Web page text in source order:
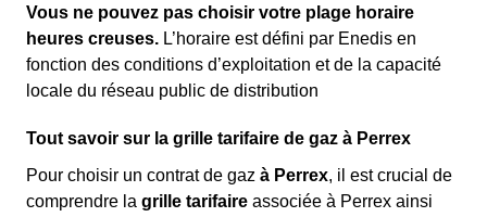
Vous ne pouvez pas choisir votre plage horaire
heures creuses. L’horaire est défini par Enedis en
fonction des conditions d’exploitation et de la capacité
locale du réseau public de distribution
Tout savoir sur la grille tarifaire de gaz à Perrex
Pour choisir un contrat de gaz à Perrex, il est crucial de
comprendre la grille tarifaire associée à Perrex ainsi